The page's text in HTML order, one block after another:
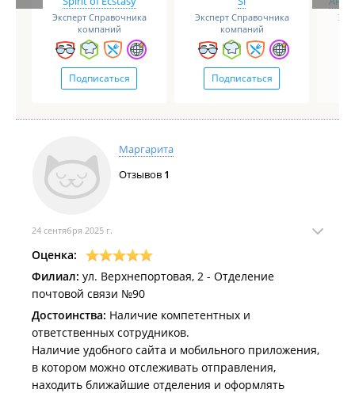
Эксперт Справочника
компаний
Подписаться
Эксперт Справочника
компаний
Подписаться
Маргарита
Отзывов 1
24 сентября 2025 г.
Оценка:
Филиал: ул. Верхнепортовая, 2 - Отделение
почтовой связи №90
Достоинства: Наличие компетентных и
ответственных сотрудников.
Наличие удобного сайта и мобильного приложения,
в котором можно отслеживать отправления,
находить ближайшие отделения и оформлять